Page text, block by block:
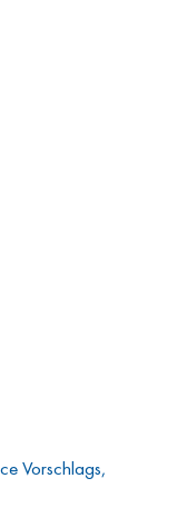
Vorschlags,